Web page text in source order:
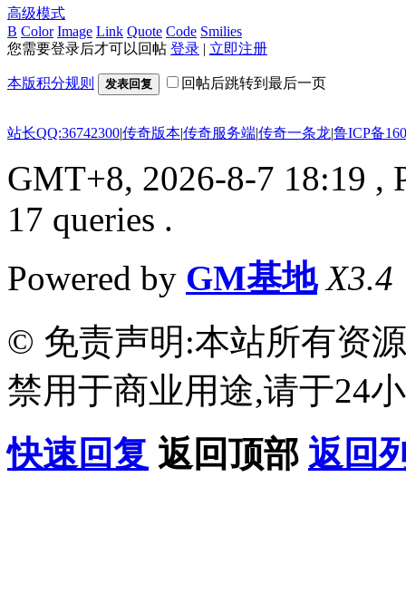
高级模式
B Color Image Link Quote Code Smilies
您需要登录后才可以回帖 登录 | 立即注册
本版积分规则 发表回复 回帖后跳转到最后一页
站长QQ:36742300|传奇版本|传奇服务端|传奇一条龙|鲁ICP备
GMT+8, 2026-8-7 18:19 ,
17 queries .
Powered by GM基地 X3.4
© 免责声明:本站所有资
禁用于商业用途,请于24
快速回复 返回顶部 返回